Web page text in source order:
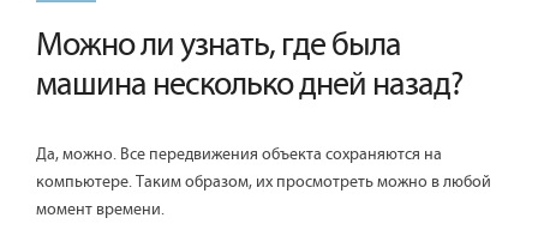
Можно ли узнать, где была
машина несколько дней назад?
Да, можно. Все передвижения объекта сохраняются на
компьютере. Таким образом, их просмотреть можно в любой
момент времени.